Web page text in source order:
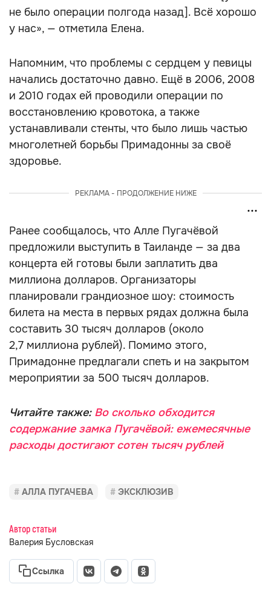
не было операции полгода назад]. Всё хорошо
у нас», — отметила Елена.
Напомним, что проблемы с сердцем у певицы
начались достаточно давно. Ещё в 2006, 2008
и 2010 годах ей проводили операции по
восстановлению кровотока, а также
устанавливали стенты, что было лишь частью
многолетней борьбы Примадонны за своё
здоровье.
РЕКЛАМА - ПРОДОЛЖЕНИЕ НИЖЕ
Ранее сообщалось, что Алле Пугачёвой
предложили выступить в Таиланде — за два
концерта ей готовы были заплатить два
миллиона долларов. Организаторы
планировали грандиозное шоу: стоимость
билета на места в первых рядах должна была
составить 30 тысяч долларов (около
2,7 миллиона рублей). Помимо этого,
Примадонне предлагали спеть и на закрытом
мероприятии за 500 тысяч долларов.
Читайте также: Во сколько обходится
содержание замка Пугачёвой: ежемесячные
расходы достигают сотен тысяч рублей
АЛЛА ПУГАЧЕВА ЭКСКЛЮЗИВ
Автор статьи
Валерия Бусловская
Ссылка